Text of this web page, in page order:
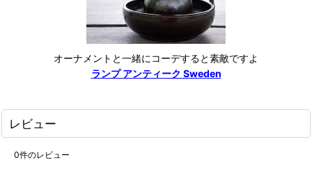
オーナメントと一緒にコーデすると素敵ですよ
ランプ アンティーク Sweden
レビュー
0件のレビュー